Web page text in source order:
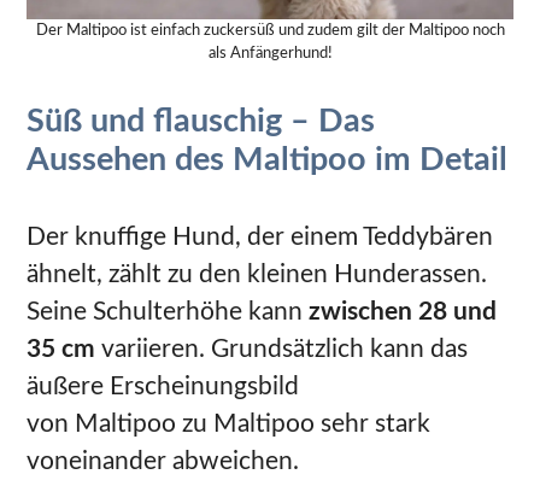
Der Maltipoo ist einfach zuckersüß und zudem gilt der Maltipoo noch
als Anfängerhund!
Süß und flauschig – Das
Aussehen des Maltipoo im Detail
Der knuffige Hund, der einem Teddybären
ähnelt, zählt zu den kleinen Hunderassen.
Seine Schulterhöhe kann zwischen 28 und
35 cm variieren. Grundsätzlich kann das
äußere Erscheinungsbild
von Maltipoo zu Maltipoo sehr stark
voneinander abweichen.